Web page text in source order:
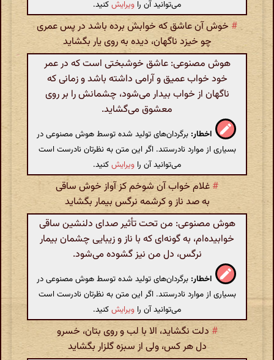
می‌توانید آن را ویرایشکنید.
# خوش آن عاشق که خوابش برده باشد در پس عمری
چو خیزد ناگهان، دیده به روی یار بگشاید
هوش مصنوعی: عاشق خوشبختی است که در عمر
خود خواب عمیق و آرامی داشته باشد و زمانی که
ناگهان از خواب بیدار می‌شود، چشمانش را بر روی
معشوق می‌گشاید.
اخطار: برگردان‌های تولید شده توسط هوش مصنوعی در
بسیاری از موارد نادرستند. اگر این متن به نظرتان نادرست است
می‌توانید آن را ویرایشکنید.
# غلام خواب آن شوخم کز آواز خوش ساقی
به صد ناز و کرشمه نرگس بیمار بگشاید
هوش مصنوعی: من تحت تأثیر صدای دلنشین ساقی
خوابیده‌ام، به گونه‌ای که با ناز و زیبایی چشمان بیمار
نرگس، دل من نیز گشوده می‌شود.
اخطار: برگردان‌های تولید شده توسط هوش مصنوعی در
بسیاری از موارد نادرستند. اگر این متن به نظرتان نادرست است
می‌توانید آن را ویرایشکنید.
# دلت نگشاید، الا با لب و روی بتان، خسرو
دل هر کس، ولی از سبزه گلزار بگشاید